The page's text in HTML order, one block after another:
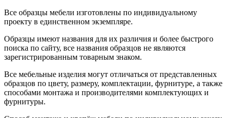
Все образцы мебели изготовлены по индивидуальному
проекту в единственном экземпляре.
Образцы имеют названия для их различия и более быстрого
поиска по сайту, все названия образцов не являются
зарегистрированным товарным знаком.
Все мебельные изделия могут отличаться от представленных
образцов по цвету, размеру, комплектации, фурнитуре, а также
способами монтажа и производителями комплектующих и
фурнитуры.